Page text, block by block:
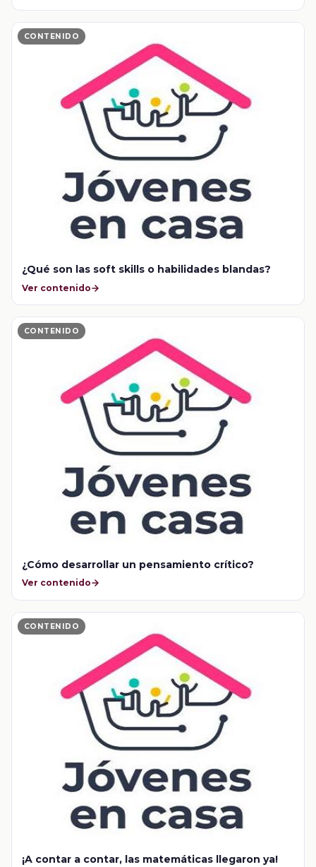
CONTENIDO
¿Qué son las soft skills o habilidades blandas?
Ver contenido
CONTENIDO
¿Cómo desarrollar un pensamiento crítico?
Ver contenido
CONTENIDO
¡A contar a contar, las matemáticas llegaron ya!